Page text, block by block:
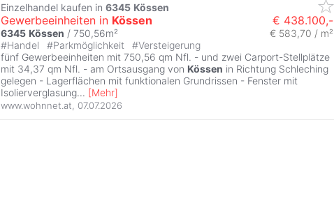
Einzelhandel kaufen in 6345 Kössen
Gewerbeeinheiten in Kössen € 438.100,-
6345 Kössen / 750,56m² € 583,70 / m²
#Handel #Parkmöglichkeit #Versteigerung
fünf Gewerbeeinheiten mit 750,56 qm Nfl. - und zwei Carport-Stellplätze
mit 34,37 qm Nfl. - am Ortsausgang von Kössen in Richtung Schleching
gelegen - Lagerflächen mit funktionalen Grundrissen - Fenster mit
Isolierverglasung... [Mehr]
www.wohnnet.at, 07.07.2026